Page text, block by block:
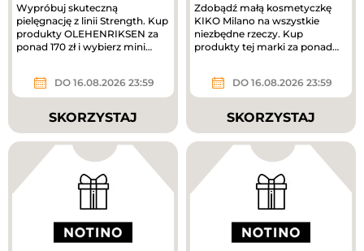
Wypróbuj skuteczną
pielęgnację z linii Strength. Kup
produkty OLEHENRIKSEN za
ponad 170 zł i wybierz mini
DO 16.08.2026 23:59
SKORZYSTAJ
Zdobądź małą kosmetyczkę
KIKO Milano na wszystkie
niezbędne rzeczy. Kup
produkty tej marki za ponad
DO 16.08.2026 23:59
SKORZYSTAJ